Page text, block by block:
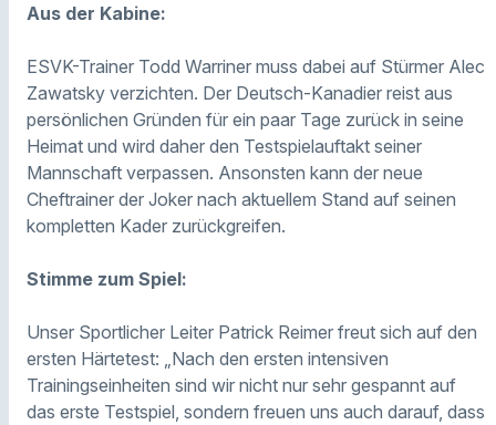
Aus der Kabine:
ESVK-Trainer Todd Warriner muss dabei auf Stürmer Alec
Zawatsky verzichten. Der Deutsch-Kanadier reist aus
persönlichen Gründen für ein paar Tage zurück in seine
Heimat und wird daher den Testspielauftakt seiner
Mannschaft verpassen. Ansonsten kann der neue
Cheftrainer der Joker nach aktuellem Stand auf seinen
kompletten Kader zurückgreifen.
Stimme zum Spiel:
Unser Sportlicher Leiter Patrick Reimer freut sich auf den
ersten Härtetest: „Nach den ersten intensiven
Trainingseinheiten sind wir nicht nur sehr gespannt auf
das erste Testspiel, sondern freuen uns auch darauf, dass